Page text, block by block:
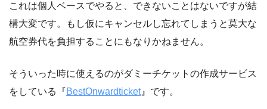
これは個人ベースでやると、できないことはないですが結
構大変です。もし仮にキャンセルし忘れてしまうと莫大な
航空券代を負担することにもなりかねません。
そういった時に使えるのがダミーチケットの作成サービス
をしている『BestOnwardticket』です。